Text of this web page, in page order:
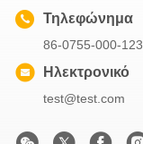
Τηλεφώνημα
86-0755-000-123
Ηλεκτρονικό
test@test.com